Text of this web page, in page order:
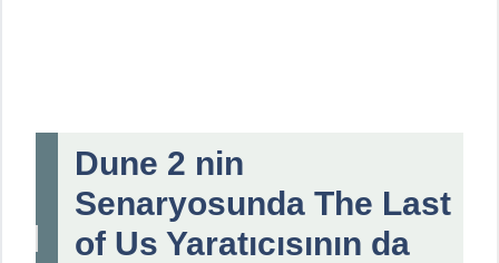
Dune 2 nin
Senaryosunda The Last
of Us Yaratıcısının da